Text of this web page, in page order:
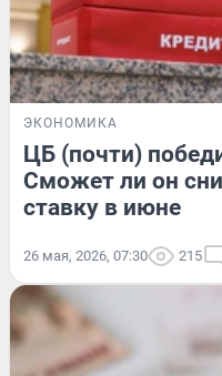
ЭКОНОМИКА
ЦБ (почти)
Сможет ли он
ставку в июне
26 мая, 2026, 07:30 215